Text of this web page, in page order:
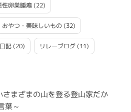
性卵巣腫瘍(22)
おやつ・美味しいもの (32)
記(20) リレーブログ(11)
まざまの山を登る登山家だか
葉～